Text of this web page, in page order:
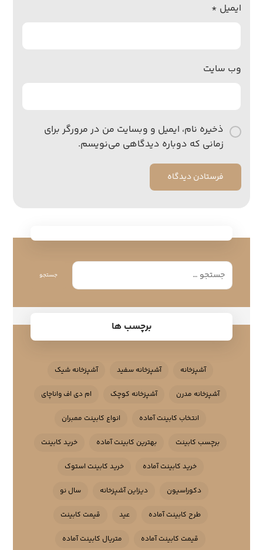
ایمیل *
وب‌ سایت
ذخیره نام، ایمیل و وبسایت من در مرورگر برای
زمانی که دوباره دیدگاهی می‌نویسم.
فرستادن دیدگاه
جستجو
برچسب ها
آشپزخانه آشپزخانه سفید آشپزخانه شیک
آشپزخانه مدرن آشپزخانه کوچک ام دی اف واناچای
انتخاب کابینت آماده انواع کابینت ممبران
برچسب کابینت بهترین کابینت آماده خرید کابینت
خرید کابینت آماده خرید کابینت استوک
دکوراسیون دیزاین آشپزخانه سال نو
طرح کابینت آماده عید قیمت کابینت
قیمت کابینت آماده متریال کابینت آماده